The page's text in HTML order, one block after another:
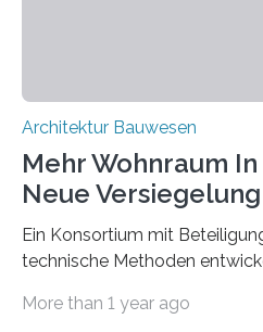
Architektur Bauwesen
Mehr Wohnraum
Neue Versiegelung
Ein Konsortium mit
technische Methoden
Holzkonstruktionen auf
More than 1 year ago